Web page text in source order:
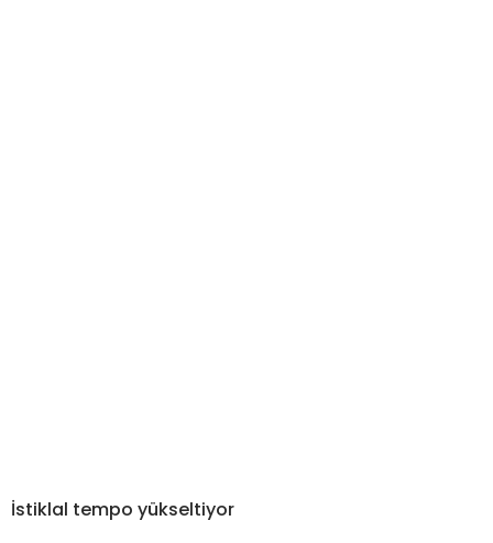
İstiklal tempo yükseltiyor